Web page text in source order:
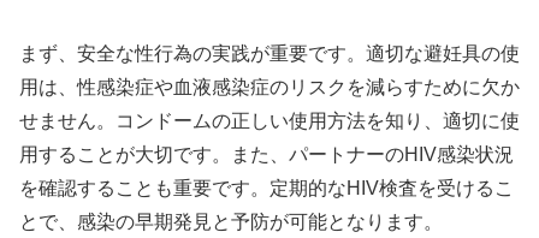
まず、安全な性行為の実践が重要です。適切な避妊具の使
用は、性感染症や血液感染症のリスクを減らすために欠か
せません。コンドームの正しい使用方法を知り、適切に使
用することが大切です。また、パートナーのHIV感染状況
を確認することも重要です。定期的なHIV検査を受けるこ
とで、感染の早期発見と予防が可能となります。